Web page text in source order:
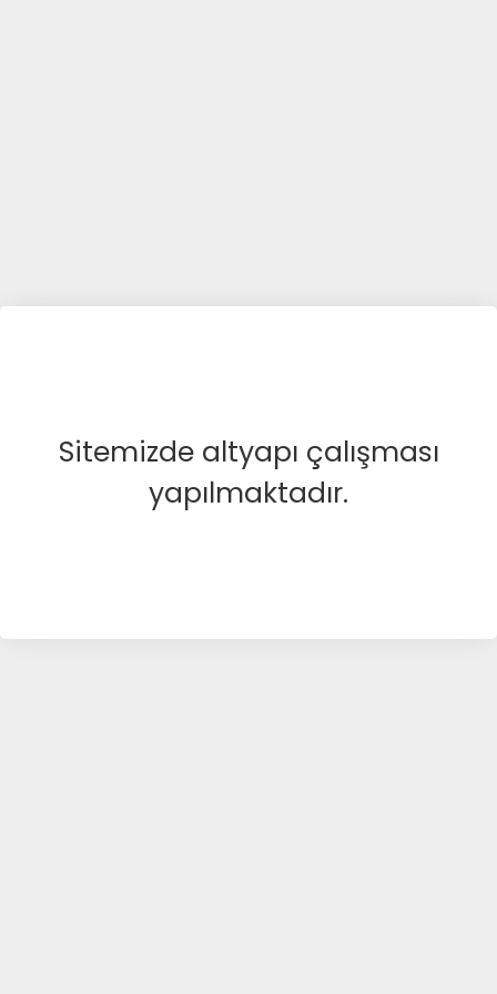
Sitemizde altyapı çalışması
yapılmaktadır.